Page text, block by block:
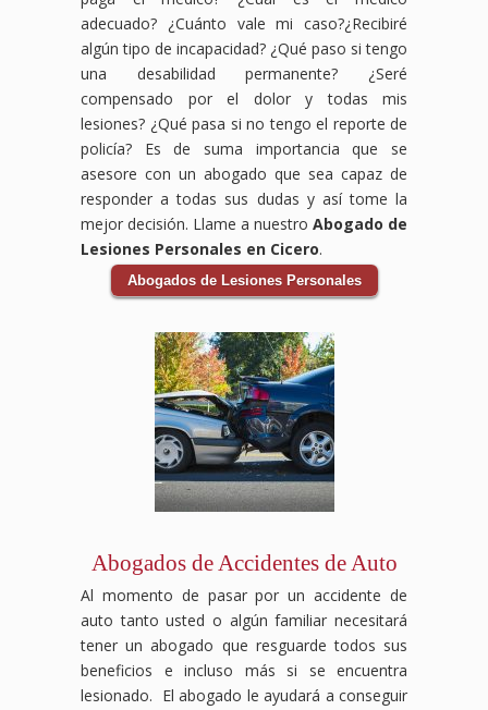
de
ingresos,
y
otros
daños
ocasionados
por
accidente.
Los
accidentes
de
bicicleta
pueden
negligencia
conductores
condiciones
inseguras
las
consecuencias
pueden
Nuestro
equipo
Los
de
auto
pueden
ser
devastadores,
no
tienes
que
enfrentarlo
solo.
Nuestro
abogados
expertos
en
accidentes
de
tránsito
se
encargará
de
proceso
legal,
desde
reclamo
hasta
la
accidente
laboral.
Sabemos
que
enfrentar
un
accidente
el
trabajo
puede
ser
abrumador,
pero
que
hacerlo
solo.
Nuestro
equipo
de
abogados
especializados
en
laboral
luchará
para
que
tus
sean
respetados
Gate,
Chicago,
IL,
estamos
comprometidos
a
luchar
ti y
asegurarnos
de
que
obtengas
la
necesitas
para
cubrir
gastos
médicos,
salarios
perdidos,
daños
vehículo
y
cualquier
otra
pérdida
relacionada
con
el
aquí
asegurarnos
de
que
obtengas
compensación
que
mereces
por
tus
gastos
médicos,
y
cualquier
incapacidad
relacionada
con
tu
accidente
laboral.
Sabemos
enfrentar
un
accidente
en
trabajo
puede
ser
para
ayudarte
a
obtener
la
compensación
que
por
tus
lesiones,
gastos
médicos,
salarios
daños
a tu
vehículo.
Los
accidentes
de
auto
pueden
ser
pero
no
tienes
que
enfrentarlo
Nuestro
equipo
adecuado? ¿Cuánto vale mi caso?¿Recibiré
algún tipo de incapacidad? ¿Qué paso si tengo
una desabilidad permanente? ¿Seré
compensado por el dolor y todas mis
lesiones? ¿Qué pasa si no tengo el reporte de
policía? Es de suma importancia que se
asesore con un abogado que sea capaz de
responder a todas sus dudas y así tome la
mejor decisión. Llame a nuestro Abogado de
Lesiones Personales en Cicero.
Abogados de Lesiones Personales
Abogados de Accidentes de Auto
Al momento de pasar por un accidente de
auto tanto usted o algún familiar necesitará
tener un abogado que resguarde todos sus
beneficios e incluso más si se encuentra
lesionado. El abogado le ayudará a conseguir